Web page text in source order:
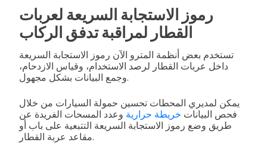
رموز الاستجابة السريعة لعربات
القطار لمراقبة تدفق الركاب
تستخدم بعض أنظمة المترو الآن رموز الاستجابة السريعة
داخل عربات القطار لرصد الاستخدام، وقياس الازدحام،
وجمع البيانات بشكل مجهول.
يمكن لمديري المحطات تحسين حمولة السيارات من خلال
فحص البيانات خريطة حرارية وعدد المسحات الفريدة عن
طريق وضع رموز الاستجابة السريعة التتبعية على باب أو
مقاعد عربة القطار.